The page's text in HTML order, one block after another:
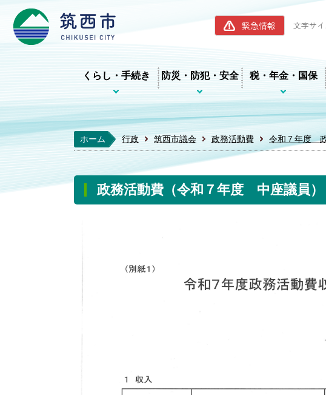
筑西市ホームページ
緊急情報 文字サ
くらし・手続き 防災・防犯・安全 税・年金・国保
ホーム 行政 筑西市議会 政務活動費 令和７年度
政務活動費（令和７年度 中座議員）